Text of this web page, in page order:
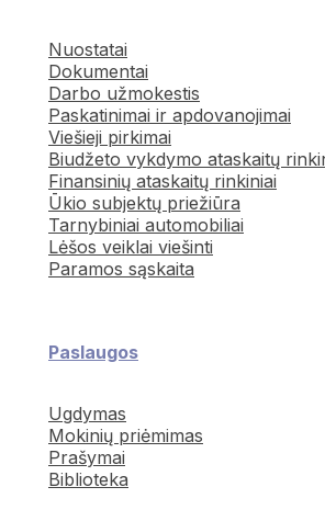
Nuostatai
Dokumentai
Darbo užmokestis
Paskatinimai ir apdovanojimai
Viešieji pirkimai
Biudžeto vykdymo ataskaitų
Finansinių ataskaitų rinkiniai
Ūkio subjektų priežiūra
Tarnybiniai automobiliai
Lėšos veiklai viešinti
Paramos sąskaita
Paslaugos
Ugdymas
Mokinių priėmimas
Prašymai
Biblioteka